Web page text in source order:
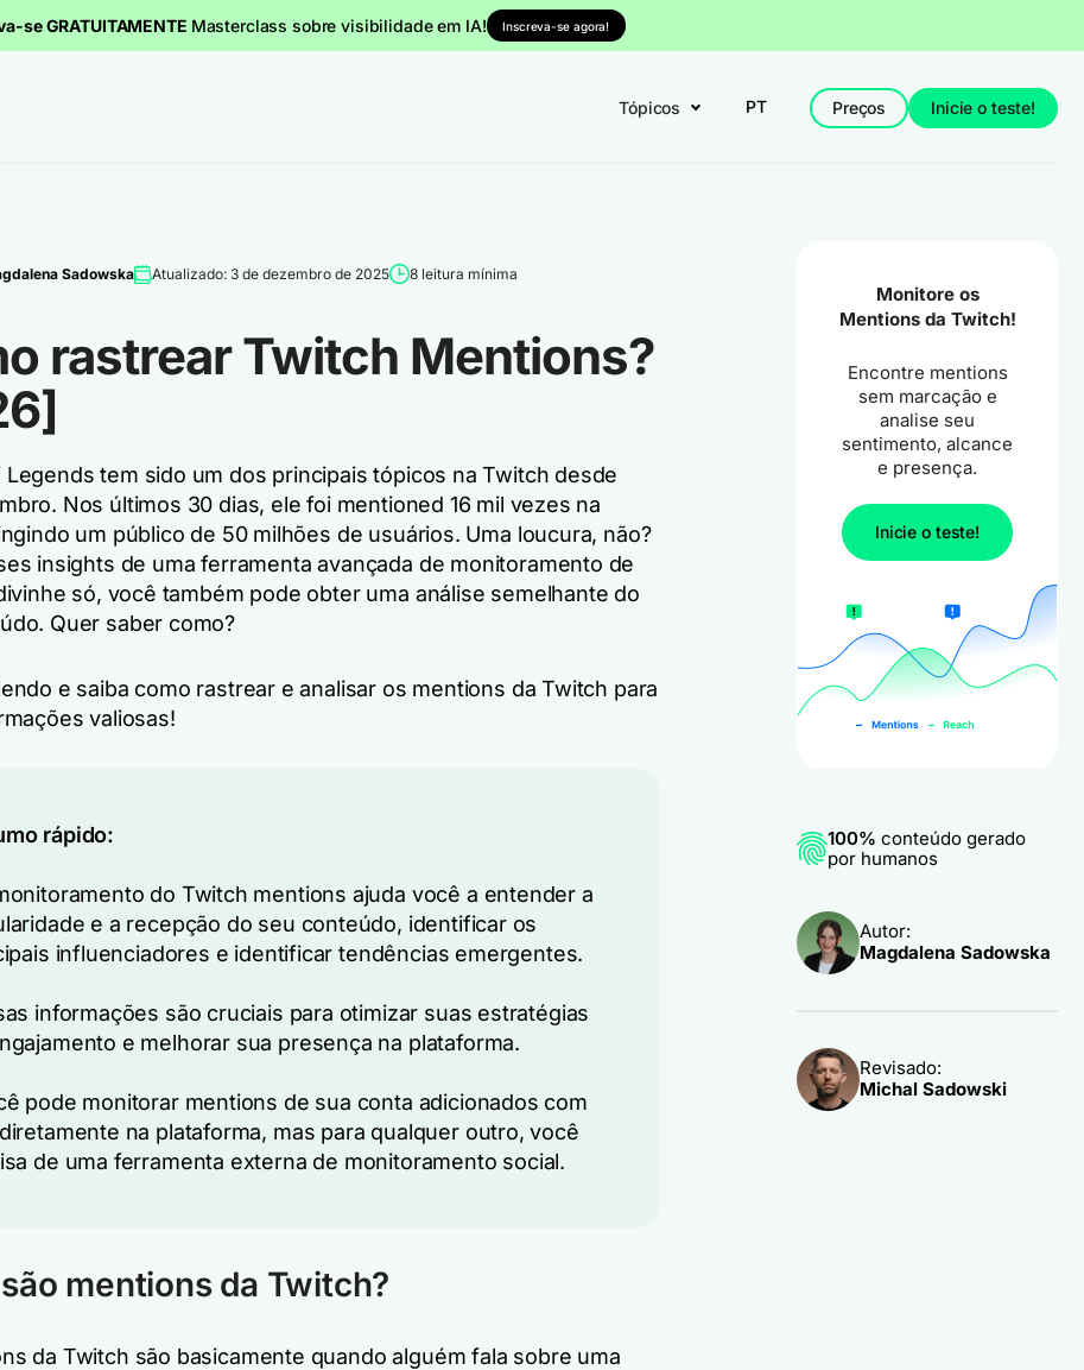
se GRATUITAMENTE Masterclass sobre visibilidade em IA! Inscreva-se agora!
Tópicos PT Preços Inicie o teste!
Sadowska Atualizado: 3 de dezembro de 2025 8 leitura mínima
rastrear Twitch Mentions?
Legends tem sido um dos principais tópicos na Twitch desde
Nos últimos 30 dias, ele foi mentioned 16 mil vezes na
um público de 50 milhões de usuários. Uma loucura, não?
insights de uma ferramenta avançada de monitoramento de
só, você também pode obter uma análise semelhante do
Quer saber como?
e saiba como rastrear e analisar os mentions da Twitch para
valiosas!
rápido:
do Twitch mentions ajuda você a entender a
e a recepção do seu conteúdo, identificar os
influenciadores e identificar tendências emergentes.
informações são cruciais para otimizar suas estratégias
e melhorar sua presença na plataforma.
pode monitorar mentions de sua conta adicionados com
na plataforma, mas para qualquer outro, você
de uma ferramenta externa de monitoramento social.
mentions da Twitch?
da Twitch são basicamente quando alguém fala sobre uma
Monitore os
Mentions da Twitch!
Encontre mentions
sem marcação e
analise seu
sentimento, alcance
e presença.
Inicie o teste!
100% conteúdo gerado
por humanos
Autor:
Magdalena Sadowska
Revisado:
Michal Sadowski